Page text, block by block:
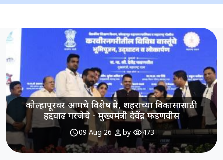
कोल्हापूरवर आमचे विशेष प्रेम, शहराच्या विकासासाठी
हद्दवाढ गरजेचे - मुख्यमंत्री देवेंद्र फडणवीस
schedule09 Aug 26 personby visibility473